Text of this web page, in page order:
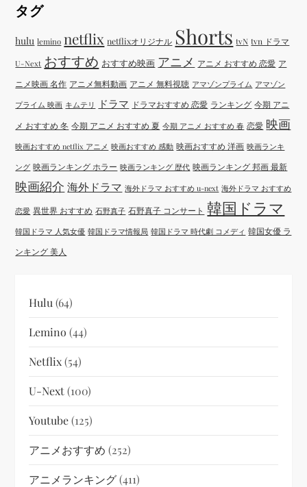
タグ
hulu lemino netflix netflixオリジナル Shorts tvN tvn ドラマ
U-Next おすすめ おすすめ映画 アニメ アニメ おすすめ 恋愛 ア
ニメ映画 名作 アニメ無料動画 アニメ 無料視聴 アマゾンプライム アマゾン
プライム 映画 キムテリ ドラマ ドラマおすすめ 恋愛 ランキング 今期 アニ
メ おすすめ 冬 今期 アニメ おすすめ 夏 今期 アニメ おすすめ 春 恋愛 映画
映画おすすめ netflix アニメ 映画おすすめ 感動 映画おすすめ 洋画 映画ランキ
ング 映画ランキング ホラー 映画ランキング 歴代 映画ランキング 邦画 最新
映画紹介 海外ドラマ 海外ドラマ おすすめ u-next 海外ドラマ おすすめ
恋愛 異世界 おすすめ 石野真子 石野真子 コンサート 韓国ドラマ
韓国ドラマ 人気女優 韓国ドラマ情報局 韓国ドラマ 時代劇 コメディ 韓国女優 ラ
ンキング 美人
Hulu (64)
Lemino (44)
Netflix(54)
U-Next(100)
Youtube(125)
アニメおすすめ (252)
アニメランキング(411)